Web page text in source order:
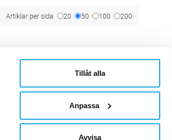
Tillåt alla
Anpassa
Avvisa
indikera status eller användas som
Artiklar per sida 20 50 100 200
Om Sonepar
Historik
Kontaktblad
Ledningsgrupp
Jobb & Karriär